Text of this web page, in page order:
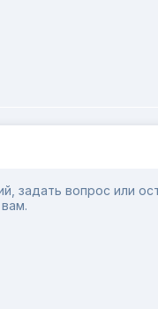
вопрос или